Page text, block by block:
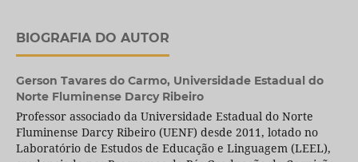
BIOGRAFIA DO AUTOR
Gerson Tavares do Carmo, Universidade Estadual do
Norte Fluminense Darcy Ribeiro
Professor associado da Universidade Estadual do Norte
Fluminense Darcy Ribeiro (UENF) desde 2011, lotado no
Laboratório de Estudos de Educação e Linguagem (LEEL),